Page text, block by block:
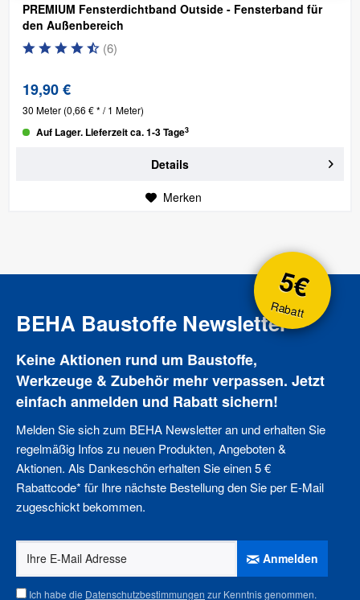
PREMIUM Fensterdichtband Outside - Fensterband für
den Außenbereich
(6)
19,90 €
30 Meter (0,66 € * / 1 Meter)
Auf Lager. Lieferzeit ca. 1-3 Tage3
Details
Merken
5€
Rabatt
BEHA Baustoffe Newsletter
Keine Aktionen rund um Baustoffe,
Werkzeuge & Zubehör mehr verpassen. Jetzt
einfach anmelden und Rabatt sichern!
Melden Sie sich zum BEHA Newsletter an und erhalten Sie
regelmäßig Infos zu neuen Produkten, Angeboten &
Aktionen. Als Dankeschön erhalten Sie einen 5 €
Rabattcode* für Ihre nächste Bestellung den Sie per E-Mail
zugeschickt bekommen.
Anmelden
Ich habe die Datenschutzbestimmungen zur Kenntnis genommen.